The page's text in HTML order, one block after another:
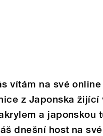
vítám na své
z Japonska žijící
a japonskou
dnešní host na